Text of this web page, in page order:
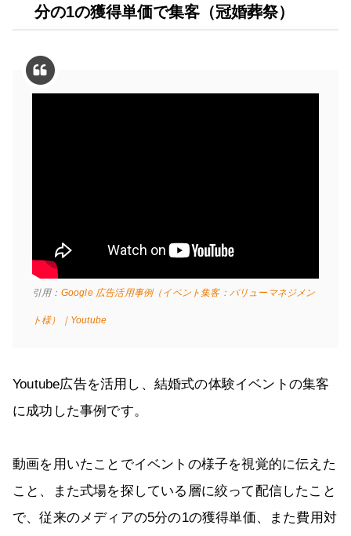
分の1の獲得単価で集客（冠婚葬祭）
引用： Google 広告活用事例（イベント集客：バリューマネジメン
ト様）｜Youtube
Youtube広告を活用し、結婚式の体験イベントの集客
に成功した事例です。
動画を用いたことでイベントの様子を視覚的に伝えた
こと、また式場を探している層に絞って配信したこと
で、従来のメディアの5分の1の獲得単価、また費用対